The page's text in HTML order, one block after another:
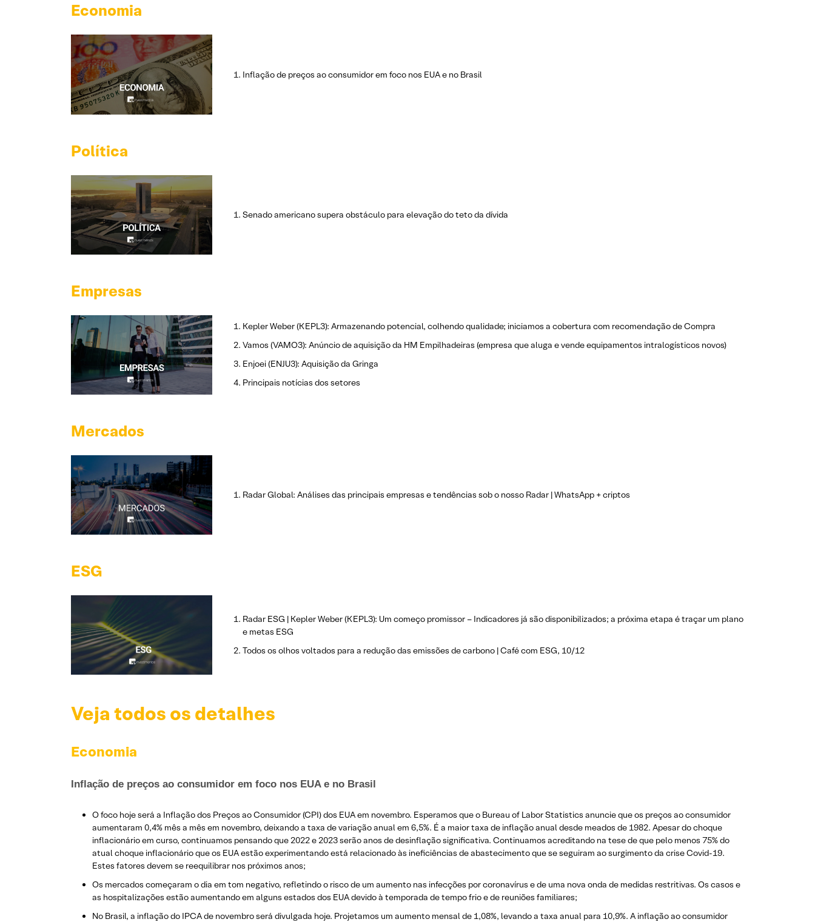
Economia
Inflação de preços ao consumidor em foco nos EUA e no Brasil
Política
Senado americano supera obstáculo para elevação do teto da dívida
Empresas
Kepler Weber (KEPL3): Armazenando potencial, colhendo qualidade; iniciamos a cobertura com recomendação de Compra
Vamos (VAMO3): Anúncio de aquisição da HM Empilhadeiras (empresa que aluga e vende equipamentos intralogísticos novos)
Enjoei (ENJU3): Aquisição da Gringa
Principais notícias dos setores
Mercados
Radar Global: Análises das principais empresas e tendências sob o nosso Radar | WhatsApp + criptos
ESG
Radar ESG | Kepler Weber (KEPL3): Um começo promissor – Indicadores já são disponibilizados; a próxima etapa é traçar um plano
e metas ESG
Todos os olhos voltados para a redução das emissões de carbono | Café com ESG, 10/12
Veja todos os detalhes
Economia
Inflação de preços ao consumidor em foco nos EUA e no Brasil
O foco hoje será a Inflação dos Preços ao Consumidor (CPI) dos EUA em novembro. Esperamos que o Bureau of Labor Statistics anuncie que os preços ao consumidor
aumentaram 0,4% mês a mês em novembro, deixando a taxa de variação anual em 6,5%. É a maior taxa de inflação anual desde meados de 1982. Apesar do choque
inflacionário em curso, continuamos pensando que 2022 e 2023 serão anos de desinflação significativa. Continuamos acreditando na tese de que pelo menos 75% do
atual choque inflacionário que os EUA estão experimentando está relacionado às ineficiências de abastecimento que se seguiram ao surgimento da crise Covid-19.
Estes fatores devem se reequilibrar nos próximos anos;
Os mercados começaram o dia em tom negativo, refletindo o risco de um aumento nas infecções por coronavírus e de uma nova onda de medidas restritivas. Os casos e
as hospitalizações estão aumentando em alguns estados dos EUA devido à temporada de tempo frio e de reuniões familiares;
No Brasil, a inflação do IPCA de novembro será divulgada hoje. Projetamos um aumento mensal de 1,08%, levando a taxa anual para 10,9%. A inflação ao consumidor